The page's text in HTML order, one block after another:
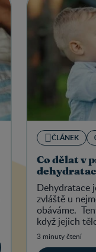
ČLÁNEK
Co dělat v
Dehydratace
zvláště u
obáváme.
když jejich
než je
3 minuty čtení